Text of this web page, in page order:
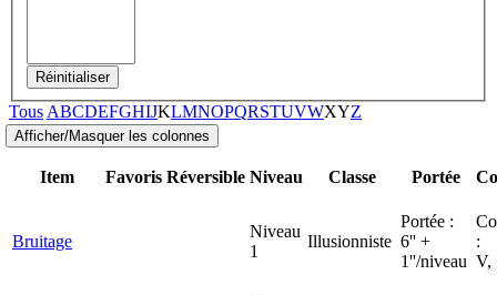
Réinitialiser
Tous ABCDEFGHIJKLMNOPQRSTUVWXYZ
Item Favoris Réversible Niveau Classe Portée
Bruitage
Niveau
1
Illusionniste
Portée :
6'' +
1''/niveau
:
V,